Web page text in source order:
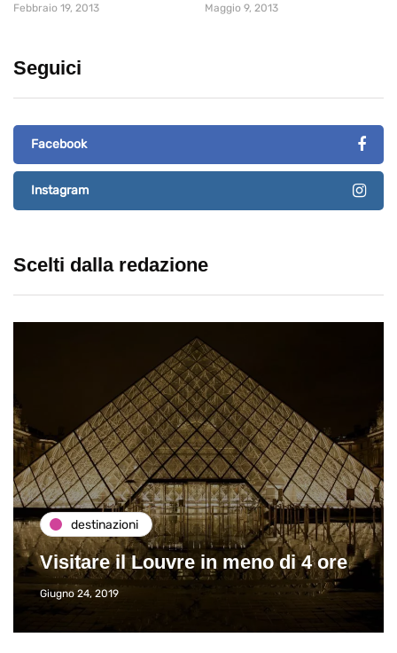
Febbraio 19, 2013 Maggio 9, 2013
Seguici
Facebook
Instagram
Scelti dalla redazione
destinazioni
Visitare il Louvre in meno di 4 ore
Giugno 24, 2019